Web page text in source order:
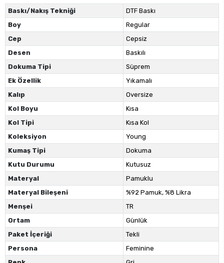
Baskı/Nakış Tekniği
DTF Baskı
Boy
Regular
Cep
Cepsiz
Desen
Baskılı
Dokuma Tipi
Süprem
Ek Özellik
Yıkamalı
Kalıp
Oversize
Kol Boyu
Kısa
Kol Tipi
Kısa Kol
Koleksiyon
Young
Kumaş Tipi
Dokuma
Kutu Durumu
Kutusuz
Materyal
Pamuklu
Materyal Bileşeni
%92 Pamuk, %8 Likra
Menşei
TR
Ortam
Günlük
Paket İçeriği
Tekli
Persona
Feminine